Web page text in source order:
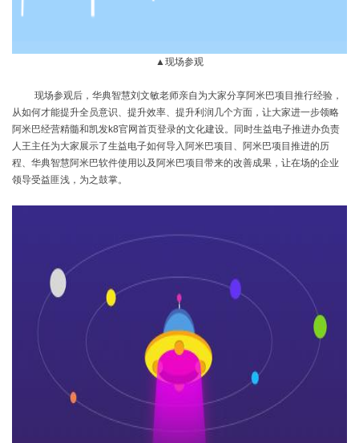
▲现场参观
现场参观后，华典智慧刘文敏老师亲自为大家分享阿米巴项目推行经验，
从如何才能提升全员意识、提升效率、提升利润几个方面，让大家进一步领略
阿米巴经营精髓和凯发k8官网首页登录的文化建设。同时生益电子推进办负责
人王主任为大家展示了生益电子如何导入阿米巴项目、阿米巴项目推进的历
程、华典智慧阿米巴软件使用以及阿米巴项目带来的改善成果，让在场的企业
领导受益匪浅，为之鼓掌。